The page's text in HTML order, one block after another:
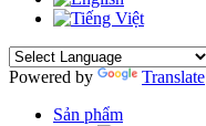
Powered by
Translate
Sản phẩm